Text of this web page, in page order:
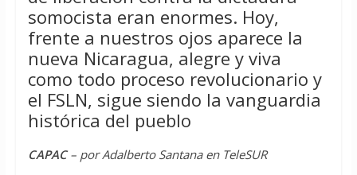
somocista eran enormes. Hoy,
frente a nuestros ojos aparece la
nueva Nicaragua, alegre y viva
como todo proceso revolucionario y
el FSLN, sigue siendo la vanguardia
histórica del pueblo
CAPAC– por Adalberto Santana en TeleSUR